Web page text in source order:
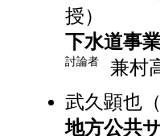
授）
下水道事
討論者
兼村
武久顕也
地方公共